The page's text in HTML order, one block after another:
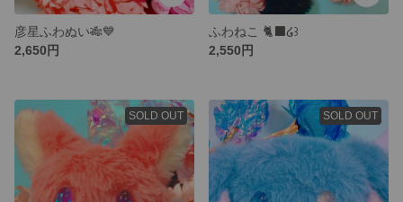
彦星ふわぬい🎋💙
2,650円
ふわねこ 🐈‍⬛໒꒱
2,550円
SOLD OUT SOLD OUT